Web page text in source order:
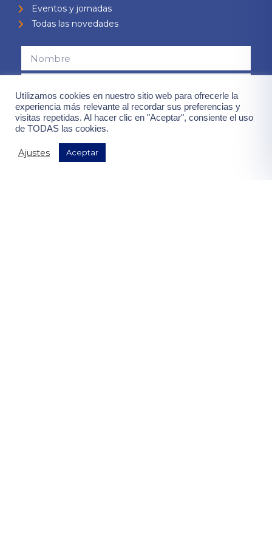
Eventos y jornadas
Todas las novedades
Consiento el uso de mis datos para el envío de la newsletter,
contenidas en la"política de privacidad".
¡Quiero mis ventajas!
Utilizamos cookies en nuestro sitio web para ofrecerle la
experiencia más relevante al recordar sus preferencias y
visitas repetidas. Al hacer clic en "Aceptar", consiente el uso
de TODAS las cookies.
Ajustes Aceptar